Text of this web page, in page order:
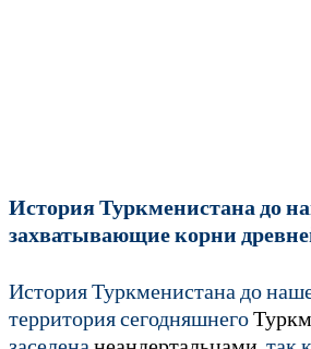
История Туркменистана до
захватывающие корни
История Туркменистана до
территория сегодняшнего